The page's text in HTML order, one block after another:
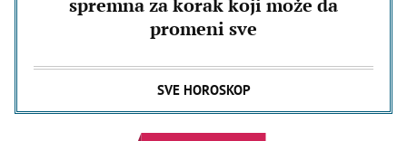
spremna za korak koji može da
promeni sve
SVE HOROSKOP